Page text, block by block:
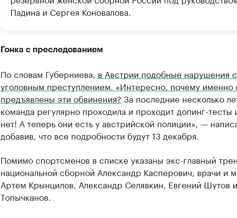
Падина и Сергея Коновалова.
Гонка с преследованием
По словам Губерниева, в Австрии подобные нарушения
уголовным преступлением. «Интересно, почему именно
предъявлены эти обвинения? За последние несколько
команда регулярно проходила и проходит допинг-тесты
нет! А теперь они есть у австрийской полиции», —
добавив, что все подробности будут 13 декабря.
Помимо спортсменов в списке указаны экс-главный
национальной сборной Александр Касперович, врачи и
Артем Крынцилов, Александр Селявкин, Евгений Шутов
Топычканов.